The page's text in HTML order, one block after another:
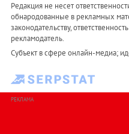
Редакция не несет
обнародованные в рекламных
законодательству,
рекламодатель.
Субъект в сфере онлайн-медиа;
РЕКЛАМА